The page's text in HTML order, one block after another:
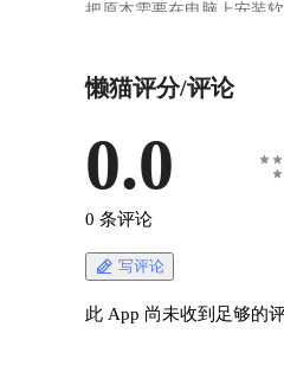
把原本需要在电脑上安装
器一起干活。 想象一下这个场景：你有一堆视频
务扔给家里的几台闲置电
活，你只需要在网页上看
https://
开就是功能页面 ![image.png](https://lzc-
playground-
chengdu.myqcloud.com/
懒猫评分/评论
0.0
0 条评论
写评论
此 App 尚未收到足够的